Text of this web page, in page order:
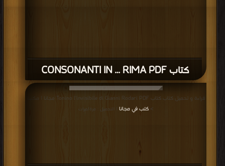
كتاب CONSONANTI IN … RIMA PDF
قراءة و تحميل كتاب كتاب Tonino l'invisibile di Gianni Rodari PDF مجانا | مكتبة
>كتب في مجانا | التحميل : مرة/مرات